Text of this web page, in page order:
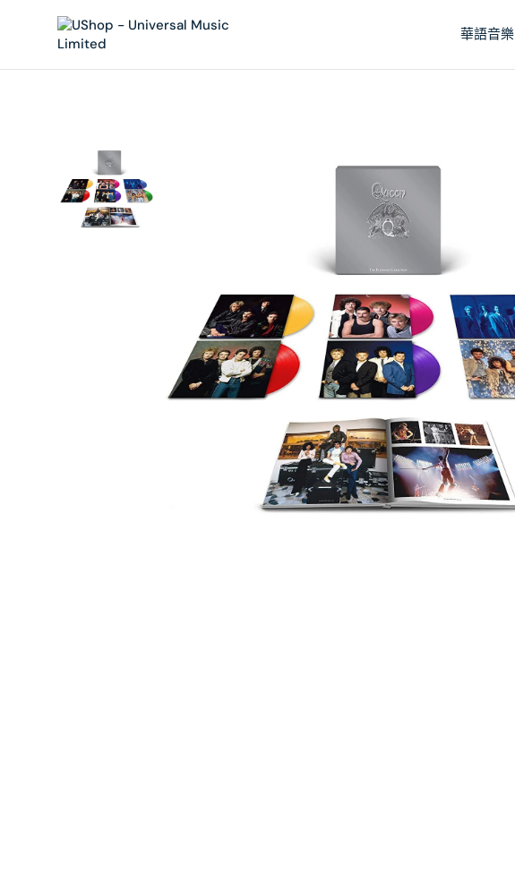
華語音樂
在
相
簿
中
開
啟
第
1